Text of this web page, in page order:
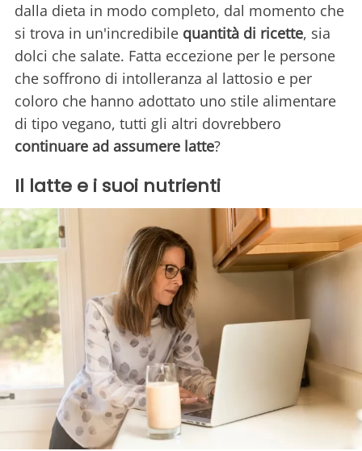
dalla dieta in modo completo, dal momento che
si trova in un'incredibile quantità di ricette, sia
dolci che salate. Fatta eccezione per le persone
che soffrono di intolleranza al lattosio e per
coloro che hanno adottato uno stile alimentare
di tipo vegano, tutti gli altri dovrebbero
continuare ad assumere latte?
Il latte e i suoi nutrienti